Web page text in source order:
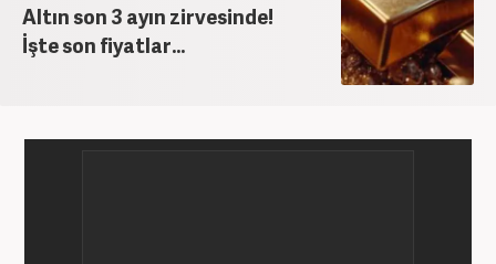
Altın son 3 ayın zirvesinde!
İşte son fiyatlar...